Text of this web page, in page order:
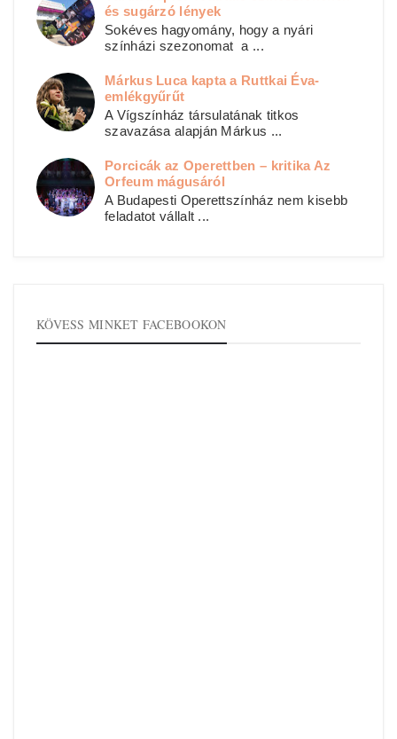
és sugárzó lények
Sokéves hagyomány, hogy a nyári
színházi szezonomat a ...
Márkus Luca kapta a Ruttkai Éva-
emlékgyűrűt
A Vígszínház társulatának titkos
szavazása alapján Márkus ...
Porcicák az Operettben – kritika Az
Orfeum mágusáról
A Budapesti Operettszínház nem kisebb
feladatot vállalt ...
KÖVESS MINKET FACEBOOKON